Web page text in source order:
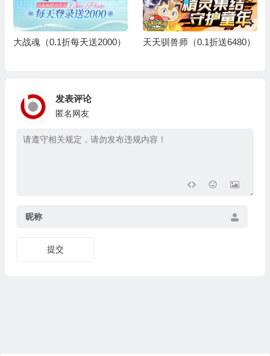
大战魂（0.1折每天送2000） 天天驯兽师（0.1折送6480）
发表评论
匿名网友
昵称
提交